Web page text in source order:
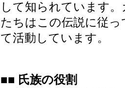
して知られています
たちはこの伝説に従
て活動しています。
■■ 氏族の役割